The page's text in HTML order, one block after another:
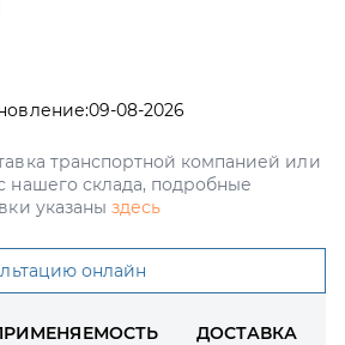
09-08-2026
транспортной компанией или
нашего склада, подробные
указаны здесь
онлайн
ДОСТАВКА